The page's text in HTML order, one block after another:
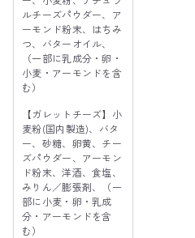
ルチーズパウダー、ア
ーモンド粉末、はちみ
つ、バターオイル、
（一部に乳成分・卵・
小麦・アーモンドを含
む）
【ガレットチーズ】小
麦粉(国内製造)、バタ
ー、砂糖、卵黄、チー
ズパウダー、アーモン
ド粉末、洋酒、食塩、
みりん／膨張剤、（一
部に小麦・卵・乳成
分・アーモンドを含
む）